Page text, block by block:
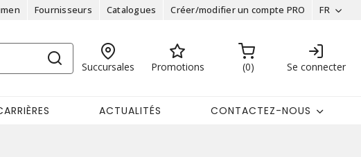
Fournisseurs Catalogues Créer/modifier un compte PRO FR
Succursales Promotions 0 Se connecter
ACTUALITÉS CONTACTEZ-NOUS